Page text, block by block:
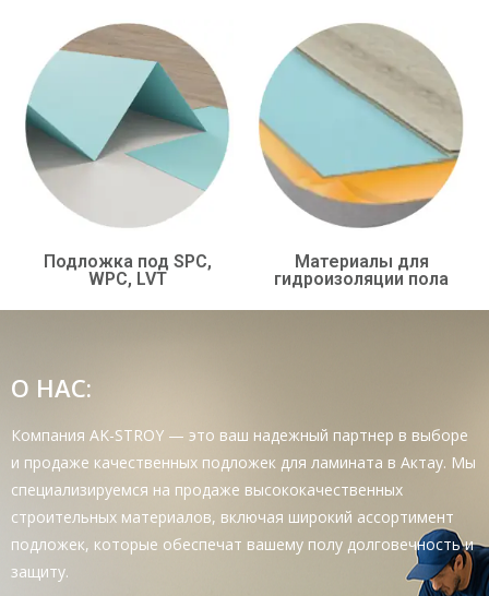
Подложка под SPC,
WPC, LVT
Материалы для
гидроизоляции пола
О НАС:
Компания AK-STROY — это ваш надежный партнер в выборе
и продаже качественных подложек для ламината в Актау. Мы
специализируемся на продаже высококачественных
строительных материалов, включая широкий ассортимент
подложек, которые обеспечат вашему полу долговечность и
защиту.